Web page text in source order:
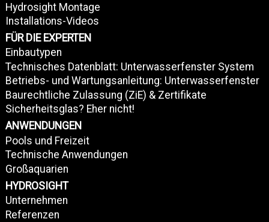
Hydrosight Montage
Installations-Videos
FÜR DIE EXPERTEN
Einbautypen
Technisches Datenblatt: Unterwasserfenster System
Betriebs- und Wartungsanleitung: Unterwasserfenster
Baurechtliche Zulassung (ZiE) & Zertifikate
Sicherheitsglas? Eher nicht!
ANWENDUNGEN
Pools und Freizeit
Technische Anwendungen
Großaquarien
HYDROSIGHT
Unternehmen
Referenzen